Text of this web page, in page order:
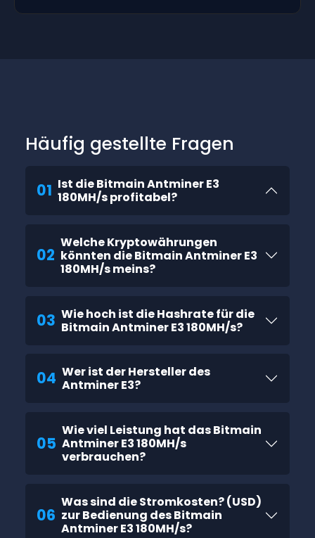
Häufig gestellte Fragen
01 Ist die Bitmain Antminer E3
180MH/s profitabel?
02
Welche Kryptowährungen
könnten die Bitmain Antminer E3
180MH/s meins?
03 Wie hoch ist die Hashrate für die
Bitmain Antminer E3 180MH/s?
04 Wer ist der Hersteller des
Antminer E3?
05
Wie viel Leistung hat das Bitmain
Antminer E3 180MH/s
verbrauchen?
06
Was sind die Stromkosten? (USD)
zur Bedienung des Bitmain
Antminer E3 180MH/s?